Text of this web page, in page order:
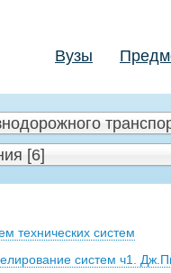
Вузы
[6]
технических систем
систем ч1.